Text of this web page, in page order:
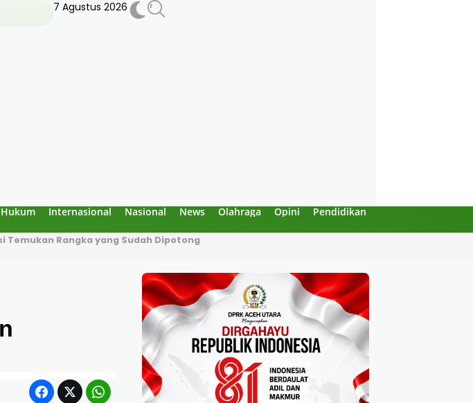
7 Agustus 2026
Hukum Internasional Nasional News Olahraga Opini Pendidikan
Temukan Rangka yang Sudah Dipotong